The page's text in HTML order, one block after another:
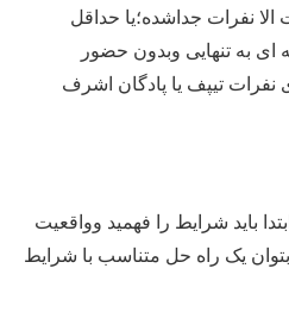
نفرات جداشده؛یا حداقل
ای به تنهایی وبدون حضور
نفرات تیپف یا پادگان اشرف
باید شرایط را فهمید وواقعیت
یک راه حل متناسب با شرایط